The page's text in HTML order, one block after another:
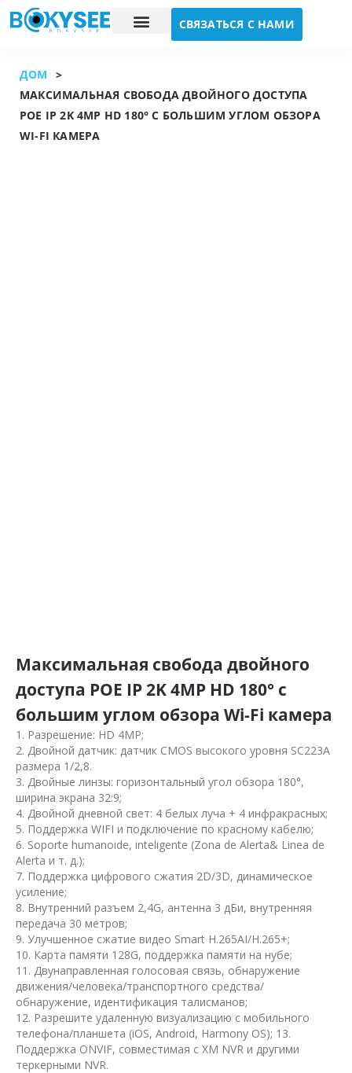
СВЯЗАТЬСЯ С НАМИ
ДОМ
>
МАКСИМАЛЬНАЯ СВОБОДА ДВОЙНОГО ДОСТУПА
POE IP 2K 4MP HD 180° С БОЛЬШИМ УГЛОМ ОБЗОРА
WI-FI КАМЕРА
Максимальная свобода двойного
доступа POE IP 2K 4MP HD 180° с
большим углом обзора Wi-Fi камера
1. Разрешение: HD 4MP;
2. Двойной датчик: датчик CMOS высокого уровня SC223A
размера 1/2,8.
3. Двойные линзы: горизонтальный угол обзора 180°,
ширина экрана 32:9;
4. Двойной дневной свет: 4 белых луча + 4 инфракрасных;
5. Поддержка WIFI и подключение по красному кабелю;
6. Soporte humanoide, inteligente (Zona de Alerta& Linea de
Alerta и т. д.);
7. Поддержка цифрового сжатия 2D/3D, динамическое
усиление;
8. Внутренний разъем 2,4G, антенна 3 дБи, внутренняя
передача 30 метров;
9. Улучшенное сжатие видео Smart H.265AI/H.265+;
10. Карта памяти 128G, поддержка памяти на нубе;
11. Двунаправленная голосовая связь, обнаружение
движения/человека/транспортного средства/
обнаружение, идентификация талисманов;
12. Разрешите удаленную визуализацию с мобильного
телефона/планшета (iOS, Android, Harmony OS); 13.
Поддержка ONVIF, совместимая с XM NVR и другими
теркерными NVR.